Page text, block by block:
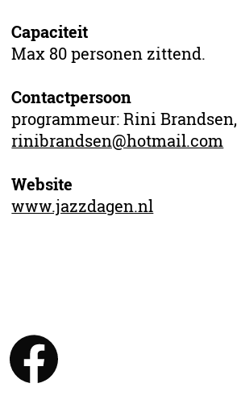
Capaciteit
Max 80 personen zittend.
Contactpersoon
programmeur: Rini Brandsen,
rinibrandsen@hotmail.com
Website
www.jazzdagen.nl